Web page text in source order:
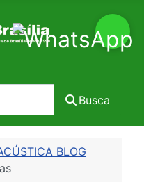
Busca
BLOG